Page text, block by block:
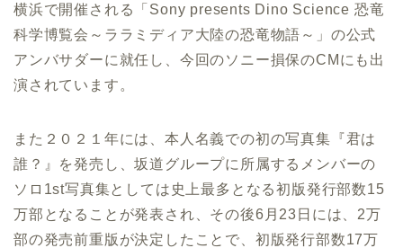
横浜で開催される「Sony presents Dino Science 恐竜
科学博覧会～ララミディア大陸の恐竜物語～」の公式
アンバサダーに就任し、今回のソニー損保のCMにも出
演されています。
また２０２１年には、本人名義での初の写真集『君は
誰？』を発売し、坂道グループに所属するメンバーの
ソロ1st写真集としては史上最多となる初版発行部数15
万部となることが発表され、その後6月23日には、2万
部の発売前重版が決定したことで、初版発行部数17万